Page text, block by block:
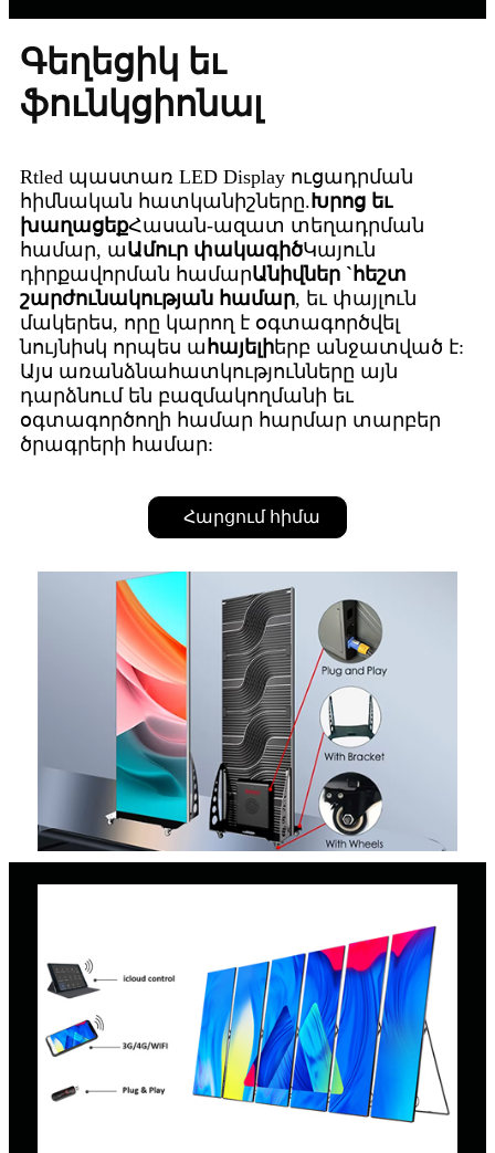
Գեղեցիկ եւ
ֆունկցիոնալ
Rtled պաստառ LED Display ուցադրման
հիմնական հատկանիշները. Խրոց եւ
խաղացեքՀասան-ազատ տեղադրման
համար, աԱմուր փակագիծԿայուն
դիրքավորման համարԱնիվներ `հեշտ
շարժունակության համար, եւ փայլուն
մակերես, որը կարող է օգտագործվել
նույնիսկ որպես ա հայելիերբ անջատված է:
Այս առանձնահատկությունները այն
դարձնում են բազմակողմանի եւ
օգտագործողի համար հարմար տարբեր
ծրագրերի համար:
Հարցում հիմա